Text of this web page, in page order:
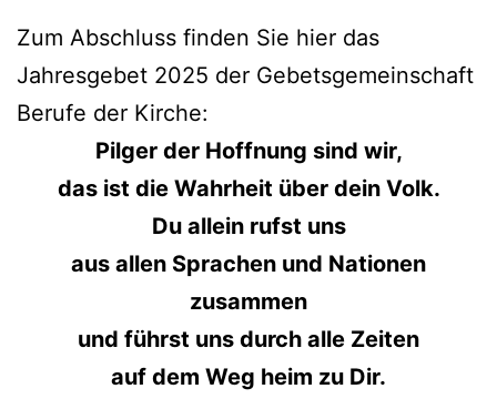
Zum Abschluss finden Sie hier das
Jahresgebet 2025 der Gebetsgemeinschaft
Berufe der Kirche:
Pilger der Hoffnung sind wir,
das ist die Wahrheit über dein Volk.
Du allein rufst uns
aus allen Sprachen und Nationen
zusammen
und führst uns durch alle Zeiten
auf dem Weg heim zu Dir.